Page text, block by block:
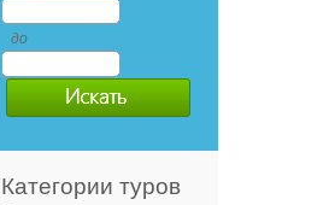
до
Категории туров